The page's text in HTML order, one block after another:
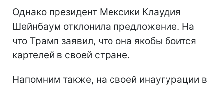
Однако президент Мексики Клаудия
Шейнбаум отклонила предложение. На
что Трамп заявил, что она якобы боится
картелей в своей стране.
Напомним также, на своей инаугурации в